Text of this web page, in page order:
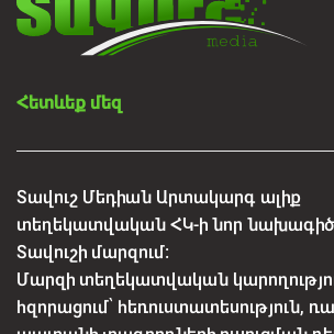
Հետևեք մեզ
Տավուշ Մեդիան Արտակարգ ալիք
տեղեկատվական ՀԿ-ի նոր
Տավուշի մարզում:
Մարզի տեղեկատվական
հզորացում՝ հեռուստատեսություն,